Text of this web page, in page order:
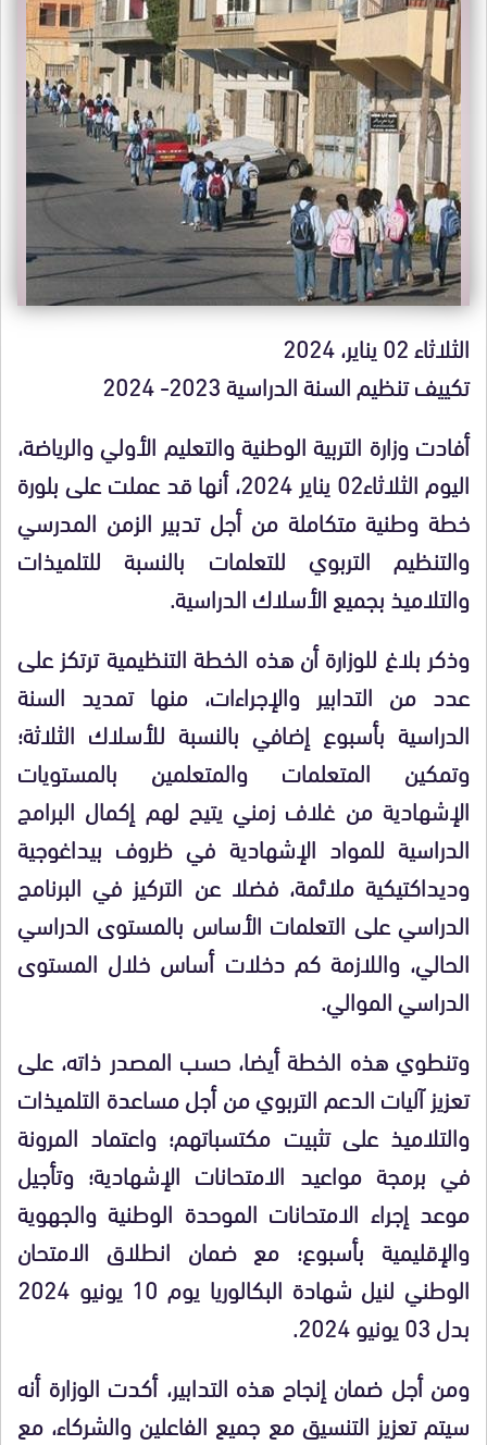
الثلاثاء 02 يناير، 2024
تكييف تنظيم السنة الدراسية 2023- 2024
أفادت وزارة التربية الوطنية والتعليم الأولي والرياضة،
اليوم الثلاثاء02 يناير 2024، أنها قد عملت على بلورة
خطة وطنية متكاملة من أجل تدبير الزمن المدرسي
والتنظيم التربوي للتعلمات بالنسبة للتلميذات
والتلاميذ بجميع الأسلاك الدراسية.
وذكر بلاغ للوزارة أن هذه الخطة التنظيمية ترتكز على
عدد من التدابير والإجراءات، منها تمديد السنة
الدراسية بأسبوع إضافي بالنسبة للأسلاك الثلاثة؛
وتمكين المتعلمات والمتعلمين بالمستويات
الإشهادية من غلاف زمني يتيح لهم إكمال البرامج
الدراسية للمواد الإشهادية في ظروف بيداغوجية
وديداكتيكية ملائمة، فضلا عن التركيز في البرنامج
الدراسي على التعلمات الأساس بالمستوى الدراسي
الحالي، واللازمة كم دخلات أساس خلال المستوى
الدراسي الموالي.
وتنطوي هذه الخطة أيضا، حسب المصدر ذاته، على
تعزيز آليات الدعم التربوي من أجل مساعدة التلميذات
والتلاميذ على تثبيت مكتسباتهم؛ واعتماد المرونة
في برمجة مواعيد الامتحانات الإشهادية؛ وتأجيل
موعد إجراء الامتحانات الموحدة الوطنية والجهوية
والإقليمية بأسبوع؛ مع ضمان انطلاق الامتحان
الوطني لنيل شهادة البكالوريا يوم 10 يونيو 2024
بدل 03 يونيو 2024.
ومن أجل ضمان إنجاح هذه التدابير، أكدت الوزارة أنه
سيتم تعزيز التنسيق مع جميع الفاعلين والشركاء، مع